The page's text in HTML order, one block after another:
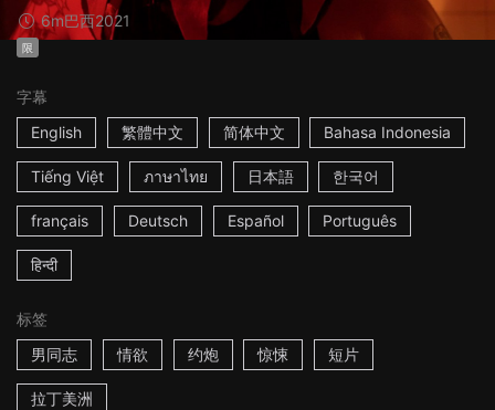
6m巴西2021
限
字幕
English
繁體中文 简体中文 Bahasa Indonesia
Tiếng Việt ภาษาไทย 日本語 한국어
français Deutsch Español Português
हिन्दी
标签
男同志
情欲 约炮 惊悚 短片
拉丁美洲